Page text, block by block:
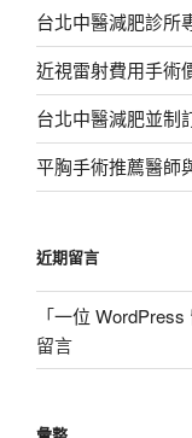
台北中醫減肥診所
近視雷射費用手術
台北中醫減肥並制
平胸手術推薦醫師
近期留言
「一位 WordPress
留言